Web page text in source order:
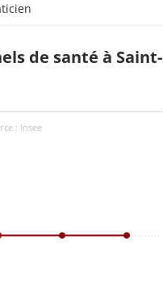
de santé à Saint-
: Insee